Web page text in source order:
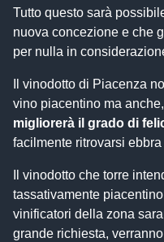
Tutto questo sarà
nuova concezione e che
per nulla in
Il vinodotto di Piacenza
vino piacentino ma
migliorerà il grado di
facilmente ritrovarsi
Il vinodotto che torre
tassativamente
vinificatori della zona
grande richiesta,